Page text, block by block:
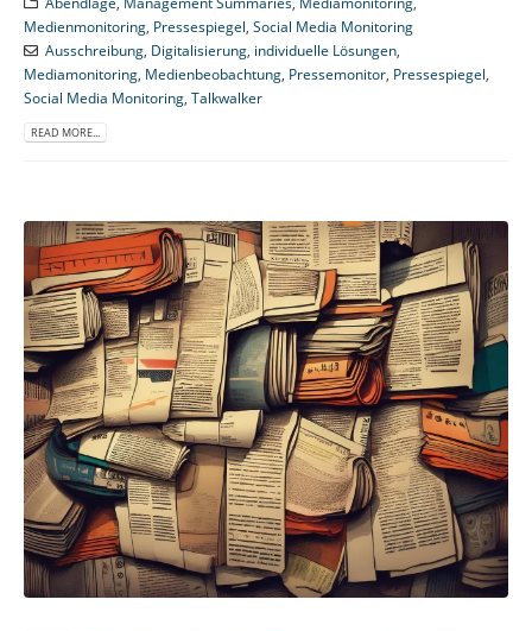
Medienmonitoring Pressespiegel Social Media Monitoring
Ausschreibung, Digitalisierung, individuelle Lösungen,
Mediamonitoring Medienbeobachtung Pressemonitor Pressespiegel
Social Media Monitoring Talkwalker
READ MORE...